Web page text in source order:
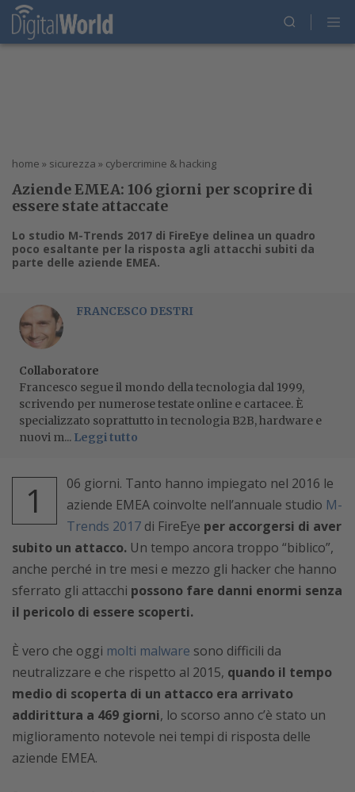
home » sicurezza » cybercrimine & hacking
Aziende EMEA: 106 giorni per scoprire di
essere state attaccate
Lo studio M-Trends 2017 di FireEye delinea un quadro
poco esaltante per la risposta agli attacchi subiti da
parte delle aziende EMEA.
FRANCESCO DESTRI
Collaboratore
Francesco segue il mondo della tecnologia dal 1999,
scrivendo per numerose testate online e cartacee. È
specializzato soprattutto in tecnologia B2B, hardware e
nuovi m... Leggi tutto
1
06 giorni. Tanto hanno impiegato nel 2016 le
aziende EMEA coinvolte nell’annuale studio M-
Trends 2017 di FireEye per accorgersi di aver
subito un attacco. Un tempo ancora troppo “biblico”,
anche perché in tre mesi e mezzo gli hacker che hanno
sferrato gli attacchi possono fare danni enormi senza
il pericolo di essere scoperti.
È vero che oggi molti malware sono difficili da
neutralizzare e che rispetto al 2015, quando il tempo
medio di scoperta di un attacco era arrivato
addirittura a 469 giorni, lo scorso anno c’è stato un
miglioramento notevole nei tempi di risposta delle
aziende EMEA.